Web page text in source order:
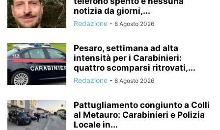
notizia da giorni,...
Redazione - 8 Agosto 2026
Pesaro, settimana ad alta
intensità per i Carabinieri:
quattro scomparsi ritrovati,...
Redazione - 8 Agosto 2026
Pattugliamento congiunto a Colli
al Metauro: Carabinieri e Polizia
Locale in...